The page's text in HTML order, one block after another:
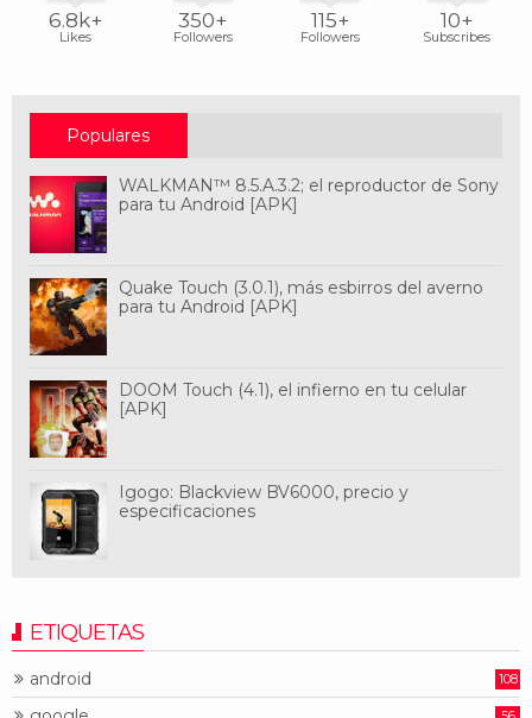
6.8k+
Likes
350+
Followers
115+
Followers
10+
Subscribes
Populares
WALKMAN™ 8.5.A.3.2; el reproductor de Sony
para tu Android [APK]
Quake Touch (3.0.1), más esbirros del averno
para tu Android [APK]
DOOM Touch (4.1), el infierno en tu celular
[APK]
Igogo: Blackview BV6000, precio y
especificaciones
ETIQUETAS
android 108